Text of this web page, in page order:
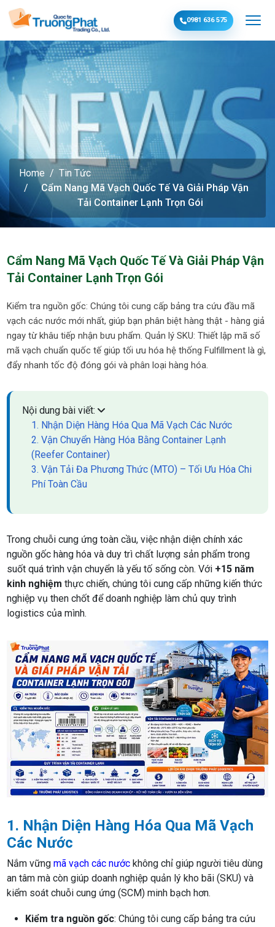
0981 636 575
Home
Tin Tức
Cẩm Nang Mã Vạch Quốc Tế Và Giải Pháp Vận
Tải Container Lạnh Trọn Gói
Cẩm Nang Mã Vạch Quốc Tế Và Giải Pháp Vận
Tải Container Lạnh Trọn Gói
Kiểm tra nguồn gốc: Chúng tôi cung cấp bảng tra cứu đầu mã
vạch các nước mới nhất, giúp bạn phân biệt hàng thật - hàng giả
ngay từ khâu tiếp nhận bưu phẩm. Quản lý SKU: Thiết lập mã số
mã vạch chuẩn quốc tế giúp tối ưu hóa hệ thống Fulfillment là gì,
đẩy nhanh tốc độ đóng gói và phân loại hàng hóa.
Nội dung bài viết:
1. Nhận Diện Hàng Hóa Qua Mã Vạch Các Nước
2. Vận Chuyển Hàng Hóa Bằng Container Lạnh
(Reefer Container)
3. Vận Tải Đa Phương Thức (MTO) – Tối Ưu Hóa Chi
Phí Toàn Cầu
Trong chuỗi cung ứng toàn cầu, việc nhận diện chính xác
nguồn gốc hàng hóa và duy trì chất lượng sản phẩm trong
suốt quá trình vận chuyển là yếu tố sống còn. Với +15 năm
kinh nghiệm thực chiến, chúng tôi cung cấp những kiến thức
nghiệp vụ then chốt để doanh nghiệp làm chủ quy trình
logistics của mình.
1. Nhận Diện Hàng Hóa Qua Mã Vạch
Các Nước
Nắm vữngmã vạch các nước không chỉ giúp người tiêu dùng
an tâm mà còn giúp doanh nghiệp quản lý kho bãi (SKU) và
kiểm soát chuỗi cung ứng (SCM) minh bạch hơn.
Kiểm tra nguồn gốc: Chúng tôi cung cấp bảng tra cứu